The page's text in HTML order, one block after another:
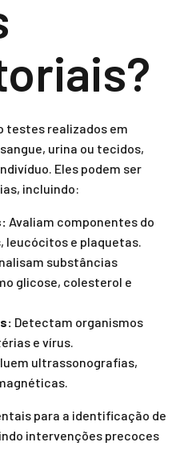
testes realizados em
urina ou tecidos,
Eles podem ser
incluindo:
Avaliam componentes do
leucócitos e plaquetas.
substâncias
glicose, colesterol e
Detectam organismos
e vírus.
ultrassonografias,
para a identificação de
intervenções precoces